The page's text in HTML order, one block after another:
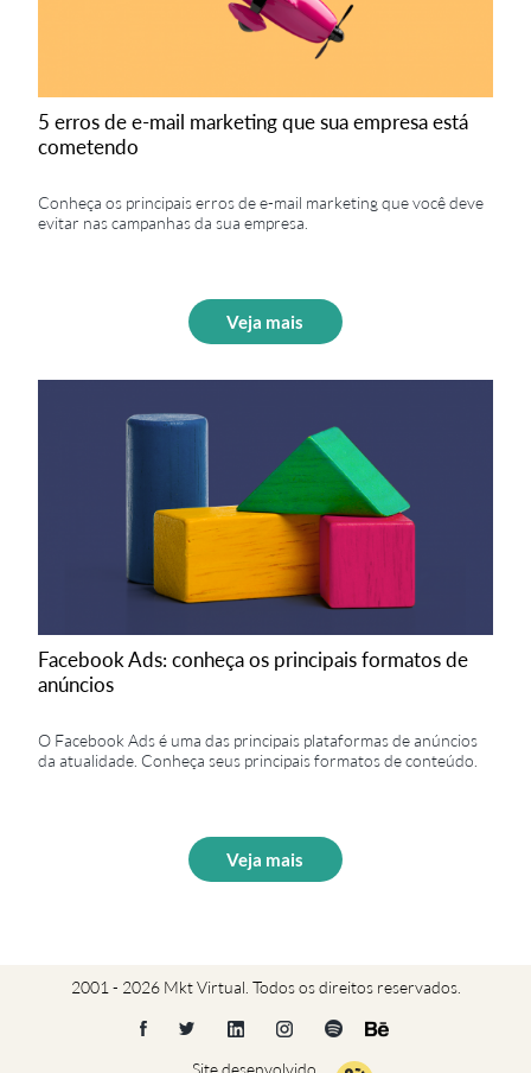
5 erros de e-mail marketing que sua empresa está
cometendo
Conheça os principais erros de e-mail marketing que você deve
evitar nas campanhas da sua empresa.
Veja mais
Facebook Ads: conheça os principais formatos de
anúncios
O Facebook Ads é uma das principais plataformas de anúncios
da atualidade. Conheça seus principais formatos de conteúdo.
Veja mais
2001 - 2026 Mkt Virtual. Todos os direitos reservados.
Site desenvolvido